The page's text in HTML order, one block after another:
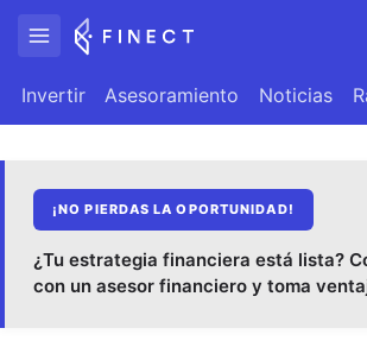
Invertir Asesoramiento Noticias
¡NO PIERDAS LA OPORTUNIDAD!
¿Tu estrategia financiera está lista?
con un asesor financiero y toma